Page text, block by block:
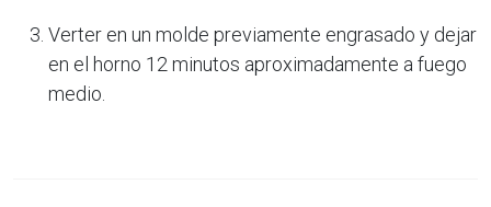
Verter en un molde previamente engrasado y dejar
en el horno 12 minutos aproximadamente a fuego
medio.